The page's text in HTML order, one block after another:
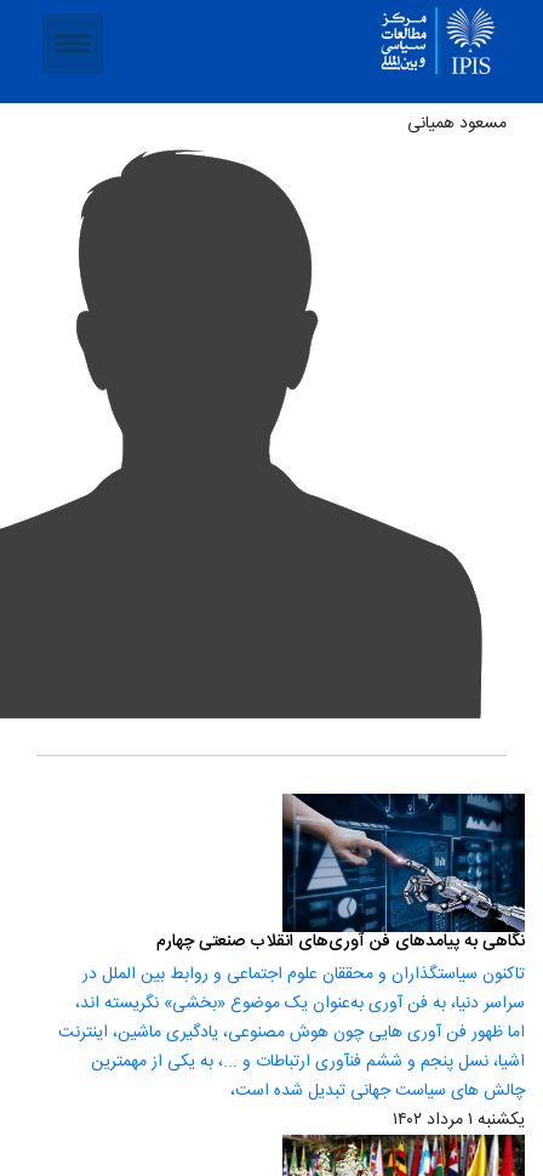
مسعود همیانی
نگاهی به پیامدهای فن­ آوری‌های انقلاب صنعتی چهارم
تاکنون سیاست­گذاران و محققان علوم اجتماعی و روابط بین ­الملل در
سراسر دنیا، به فن ­آوری به‌عنوان یک موضوع «بخشی» نگریسته ­اند،
اما ظهور فن­ آوری­ هایی چون هوش مصنوعی، یادگیری ماشین، اینترنت
اشیا، نسل پنجم و ششم فن­آوری ارتباطات و ...، به یکی از مهم­ترین
چالش ­های سیاست جهانی تبدیل شده است،
یکشنبه ۱ مرداد ۱۴۰۲